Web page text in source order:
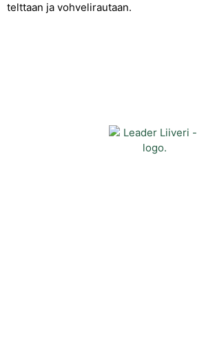
telttaan ja vohvelirautaan.